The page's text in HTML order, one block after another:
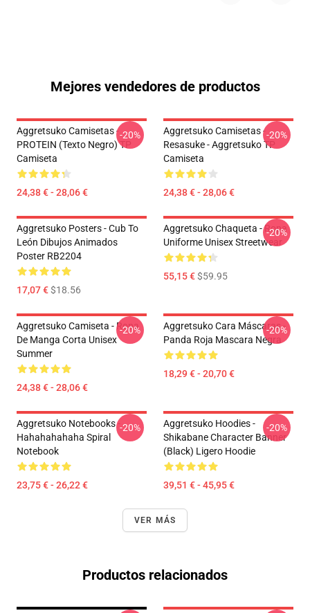
Mejores vendedores de productos
Aggretsuko Camisetas -
PROTEIN (texto Negro) TP
Camiseta
24,38 € - 28,06 €
-20%
Aggretsuko Camisetas -
Resasuke - Aggretsuko TP
Camiseta
24,38 € - 28,06 €
-20%
Aggretsuko Posters - Cub To
León Dibujos Animados
Poster RB2204
17,07 €$18.56
Aggretsuko Chaqueta - Ropa
Uniforme Unisex Streetwear
55,15 €$59.95
-20%
Aggretsuko Camiseta - Ropa
De Manga Corta Unisex
Summer
24,38 € - 28,06 €
-20%
Aggretsuko Cara Máscaras -
Panda Roja Mascara Negra
18,29 € - 20,70 €
-20%
Aggretsuko Notebooks -
Hahahahahaha Spiral
Notebook
23,75 € - 26,22 €
-20%
Aggretsuko Hoodies -
Shikabane Character Banner
(Black) Ligero Hoodie
39,51 € - 45,95 €
-20%
VER MÁS
Productos relacionados